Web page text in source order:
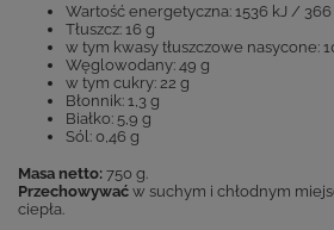
Wartość energetyczna: 1536 kJ / 366
Tłuszcz: 16 g
w tym kwasy tłuszczowe nasycone:
Węglowodany: 49 g
w tym cukry: 22 g
Błonnik: 1,3 g
Białko: 5,9 g
Sól: 0,46 g
Masa netto: 750 g.
Przechowywać w suchym i chłodnym
ciepła.